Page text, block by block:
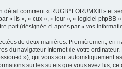
détail comment « RUGBYFORUMXIII » et
« ils », « eux », « leur », « logiciel phpBB
part (désignée ci-après par « vos
de deux manières. Premièrement, en
du navigateur Internet de votre
id »), qui vous sont automatiquement
sur les sujets que vous avez lus,